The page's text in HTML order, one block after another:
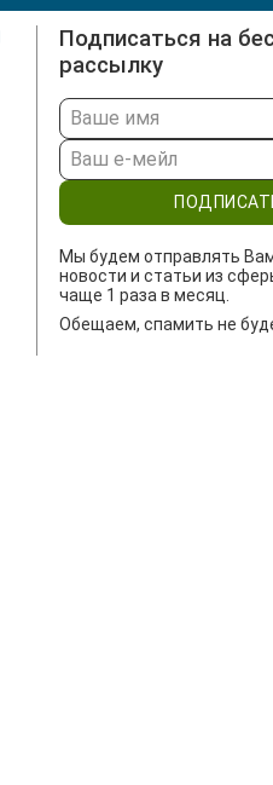
Подписаться на
рассылку
Мы будем отправлять
новости и статьи из
чаще 1 раза в месяц.
Обещаем, спамить не